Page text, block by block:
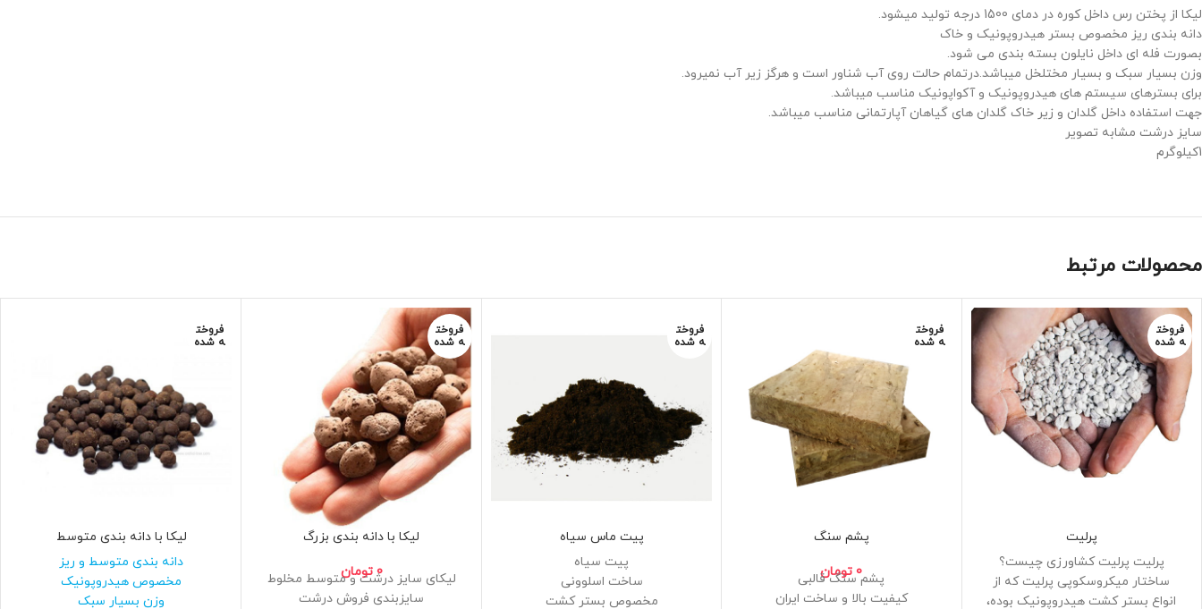
لیکا از پختن رس داخل کوره در دمای 1500 درجه تولید میشود.
دانه بندی ریز مخصوص بستر هیدروپونیک و خاک
بصورت فله ای داخل نایلون بسته بندی می شود.
وزن بسیار سبک و بسیار مختلخل میباشد.درتمام حالت روی آب شناور است و هرگز زیر آب نمیرود.
برای بسترهای سیستم های هیدروپونیک و آکواپونیک مناسب میباشد.
جهت استفاده داخل گلدان و زیر خاک گلدان های گیاهان آپارتمانی مناسب میباشد.
سایز درشت مشابه تصویر
1کیلوگرم
محصولات مرتبط
فروخت
ه شده
پرلیت
پرلیت پرلیت کشاورزی چیست؟
ساختار میکروسکوپی پرلیت که از
انواع بستر کشت هیدروپونیک بوده،
فروخت
ه شده
پشم سنگ
0 تومان
پشم سنگ قالبی
کیفیت بالا و ساخت ایران
فروخت
ه شده
پیت ماس سیاه
پیت سیاه
ساخت اسلوونی
مخصوص بستر کشت
فروخت
ه شده
لیکا با دانه بندی بزرگ
0 تومان
لیکای سایز درشت و متوسط مخلوط
سایزبندی فروش درشت
فروخت
ه شده
لیکا با دانه بندی متوسط
دانه بندی متوسط و ریز
مخصوص هیدروپونیک
وزن بسیار سبک